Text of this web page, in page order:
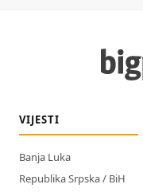
VIJESTI
Banja Luka
Republika Srpska / BiH